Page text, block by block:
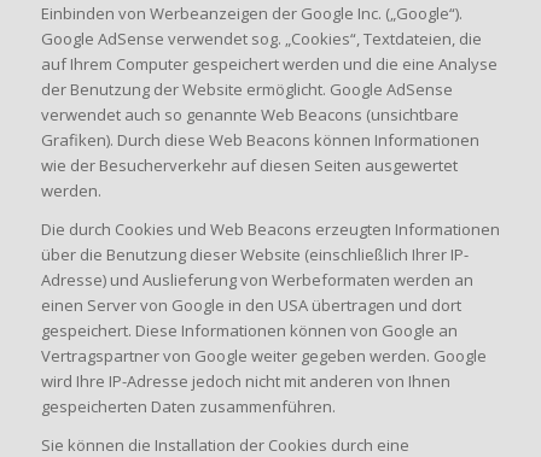
Einbinden von Werbeanzeigen der Google Inc. („Google“).
Google AdSense verwendet sog. „Cookies“, Textdateien, die
auf Ihrem Computer gespeichert werden und die eine Analyse
der Benutzung der Website ermöglicht. Google AdSense
verwendet auch so genannte Web Beacons (unsichtbare
Grafiken). Durch diese Web Beacons können Informationen
wie der Besucherverkehr auf diesen Seiten ausgewertet
werden.
Die durch Cookies und Web Beacons erzeugten Informationen
über die Benutzung dieser Website (einschließlich Ihrer IP-
Adresse) und Auslieferung von Werbeformaten werden an
einen Server von Google in den USA übertragen und dort
gespeichert. Diese Informationen können von Google an
Vertragspartner von Google weiter gegeben werden. Google
wird Ihre IP-Adresse jedoch nicht mit anderen von Ihnen
gespeicherten Daten zusammenführen.
Sie können die Installation der Cookies durch eine